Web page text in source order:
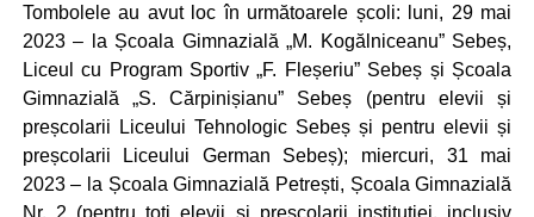
Tombolele au avut loc în următoarele școli: luni, 29 mai
2023 – la Școala Gimnazială „M. Kogălniceanu” Sebeș,
Liceul cu Program Sportiv „F. Fleșeriu” Sebeș și Școala
Gimnazială „S. Cărpinișianu” Sebeș (pentru elevii și
preșcolarii Liceului Tehnologic Sebeș și pentru elevii și
preșcolarii Liceului German Sebeș); miercuri, 31 mai
2023 – la Școala Gimnazială Petrești, Școala Gimnazială
Nr. 2 (pentru toți elevii și preșcolarii instituției, inclusiv